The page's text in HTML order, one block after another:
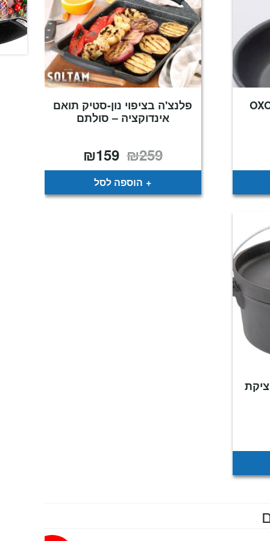
⁦₪45⁩
פלנצ'ה בציפוי נון-סטיק תואם
אינדוקציה – סולתם
₪259 המחיר
המקורי
היה:
₪259.
₪159
הוא:
הוספה לסל
מיציקת